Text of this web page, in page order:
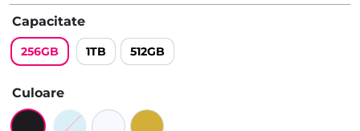
Capacitate
256GB 1TB 512GB
Culoare